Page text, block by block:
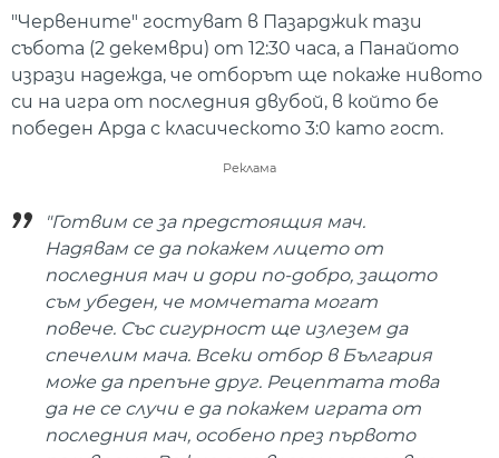
"Червените" гостуват в Пазарджик тази
събота (2 декември) от 12:30 часа, а Панайото
изрази надежда, че отборът ще покаже нивото
си на игра от последния двубой, в който бе
победен Арда с класическото 3:0 като гост.
Реклама
"Готвим се за предстоящия мач.
Надявам се да покажем лицето от
последния мач и дори по-добро, защото
съм убеден, че момчетата могат
повече. Със сигурност ще излезем да
спечелим мача. Всеки отбор в България
може да препъне друг. Рецептата това
да не се случи е да покажем играта от
последния мач, особено през първото